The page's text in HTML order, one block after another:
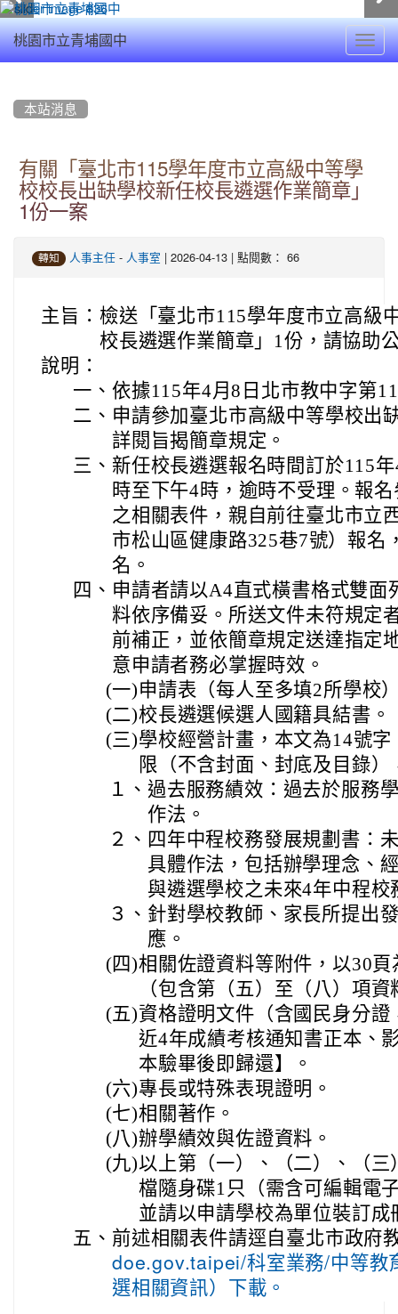
桃園市立青埔國中
本站消息
有關「臺北市115學年度市立高級中等學
校校長出缺學校新任校長遴選作業簡章」
1份一案
轉知 人事主任 - 人事室 | 2026-04-13 | 點閱數： 66
主旨： 檢送「臺北市115學年度市立高級
校長遴選作業簡章」1份，請協助
說明：
一、 依據115年4月8日北市教中字第
二、 申請參加臺北市高級中等學校出
詳閱旨揭簡章規定。
三、 新任校長遴選報名時間訂於115
時至下午4時，逾時不受理。報
之相關表件，親自前往臺北市立
市松山區健康路325巷7號）報名
名。
四、 申請者請以A4直式橫書格式雙面
料依序備妥。所送文件未符規定
前補正，並依簡章規定送達指定
意申請者務必掌握時效。
(一)申請表（每人至多填2所學校
(二)校長遴選候選人國籍具結書。
(三)學校經營計畫，本文為14號
限（不含封面、封底及目錄
１、 過去服務績效：過去於服務
作法。
２、 四年中程校務發展規劃書：
具體作法，包括辦學理念、
與遴選學校之未來4年中程
３、 針對學校教師、家長所提出
應。
(四)相關佐證資料等附件，以30
（包含第（五）至（八）項資
(五)資格證明文件（含國民身分
近4年成績考核通知書正本、
本驗畢後即歸還】。
(六)專長或特殊表現證明。
(七)相關著作。
(八)辦學績效與佐證資料。
(九)以上第（一）、（二）、（
檔隨身碟1只（需含可編輯電
並請以申請學校為單位裝訂成
五、 前述相關表件請逕自臺北市政府
doe.gov.taipei/科室業務/中等教
選相關資訊）下載。